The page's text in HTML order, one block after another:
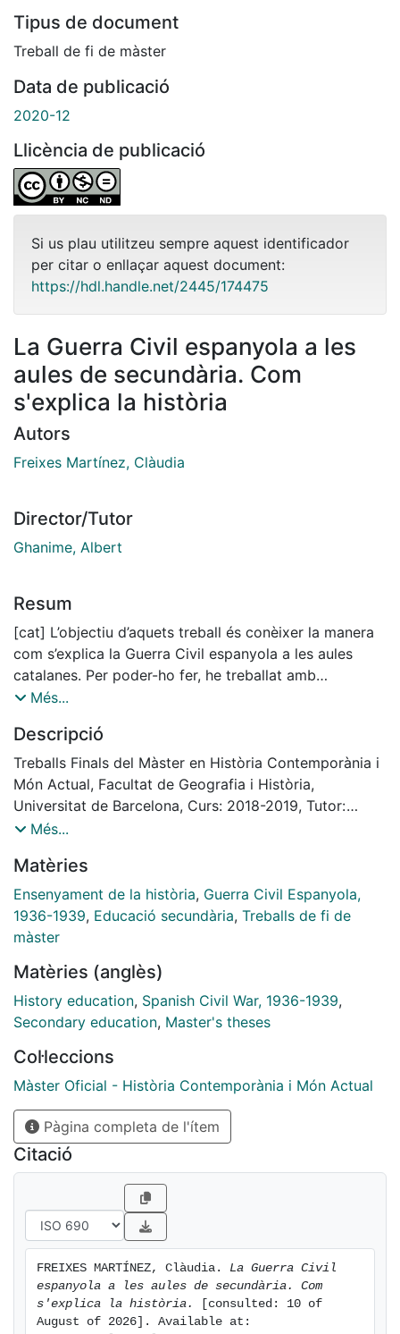
Tipus de document
Treball de fi de màster
Data de publicació
2020-12
Llicència de publicació
Si us plau utilitzeu sempre aquest identificador
per citar o enllaçar aquest document:
https://hdl.handle.net/2445/174475
La Guerra Civil espanyola a les
aules de secundària. Com
s'explica la història
Autors
Freixes Martínez, Clàudia
Director/Tutor
Ghanime, Albert
Resum
[cat] L’objectiu d’aquets treball és conèixer la manera
com s’explica la Guerra Civil espanyola a les aules
catalanes. Per poder-ho fer, he treballat amb
bibliografia especialitzada (historiogràfica, didàctica i
estudiat els llibres de text, he realitzat enquestes i he
entrevistat a alumnes i professionals de l'ensenyament
de la història.
[eng] The aim of this work is to understand the way in
which the Spanish Civil War is explained in Catalan
bibliography (historiography, didactic and pedagogy);
I have analyzed the educational legislation, I have
analyzed history textbooks, I have done surveys and I
have interviewed students and history teaching
Més...
Descripció
Treballs Finals del Màster en Història Contemporània i
Món Actual, Facultat de Geografia i Història,
Universitat de Barcelona, Curs: 2018-2019, Tutor:
Albert Ghanime
Més...
Matèries
Ensenyament de la història, Guerra Civil Espanyola,
1936-1939, Educació secundària, Treballs de fi de
màster
Matèries (anglès)
History education, Spanish Civil War, 1936-1939,
Secondary education, Master's theses
Col·leccions
Màster Oficial - Història Contemporània i Món Actual
Pàgina completa de l'ítem
Citació
FREIXES MARTÍNEZ, Clàudia. La Guerra Civil
espanyola a les aules de secundària. Com
s'explica la història.
[consulted: 10 of
August of 2026]. Available at: